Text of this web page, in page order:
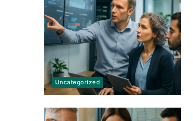
Uncategorized